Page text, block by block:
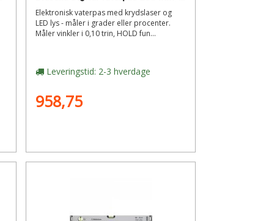
Elektronisk vaterpas med krydslaser og
LED lys - måler i grader eller procenter.
Måler vinkler i 0,10 trin, HOLD fun...
Leveringstid: 2-3 hverdage
958,75